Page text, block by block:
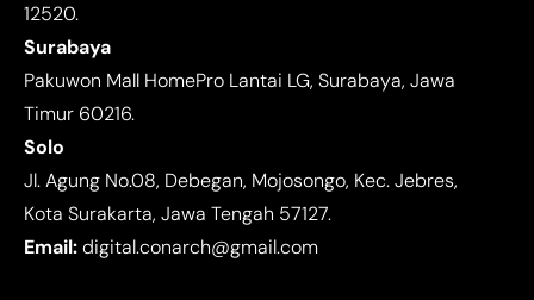
12520.
Surabaya
Pakuwon Mall HomePro Lantai LG, Surabaya, Jawa
Timur 60216.
Solo
Jl. Agung No.08, Debegan, Mojosongo, Kec. Jebres,
Kota Surakarta, Jawa Tengah 57127.
Email:digital.conarch@gmail.com